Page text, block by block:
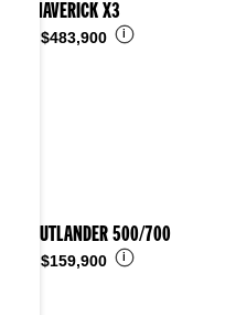
2025 MAVERICK X3
$483,900 i
2025 OUTLANDER 500/700
$159,900 i